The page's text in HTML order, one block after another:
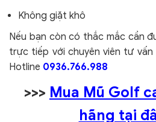
Không giặt khô
Nếu bạn còn có thắc mắc cần
trực tiếp với chuyên viên tư
Hotline 0936.766.988
>>> Mua Mũ Golf
hãng tại